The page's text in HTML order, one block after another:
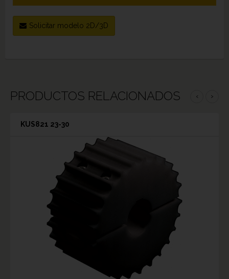
Solicitar modelo 2D/3D
PRODUCTOS RELACIONADOS ‹ ›
KUS821 23-30